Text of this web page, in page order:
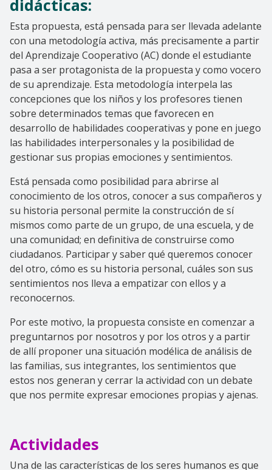
didácticas:
Esta propuesta, está pensada para ser llevada adelante
con una metodología activa, más precisamente a partir
del Aprendizaje Cooperativo (AC) donde el estudiante
pasa a ser protagonista de la propuesta y como vocero
de su aprendizaje. Esta metodología interpela las
concepciones que los niños y los profesores tienen
sobre determinados temas que favorecen en
desarrollo de habilidades cooperativas y pone en juego
las habilidades interpersonales y la posibilidad de
gestionar sus propias emociones y sentimientos.
Está pensada como posibilidad para abrirse al
conocimiento de los otros, conocer a sus compañeros y
su historia personal permite la construcción de sí
mismos como parte de un grupo, de una escuela, y de
una comunidad; en definitiva de construirse como
ciudadanos. Participar y saber qué queremos conocer
del otro, cómo es su historia personal, cuáles son sus
sentimientos nos lleva a empatizar con ellos y a
reconocernos.
Por este motivo, la propuesta consiste en comenzar a
preguntarnos por nosotros y por los otros y a partir
de allí proponer una situación modélica de análisis de
las familias, sus integrantes, los sentimientos que
estos nos generan y cerrar la actividad con un debate
que nos permite expresar emociones propias y ajenas.
Actividades
Una de las características de los seres humanos es que